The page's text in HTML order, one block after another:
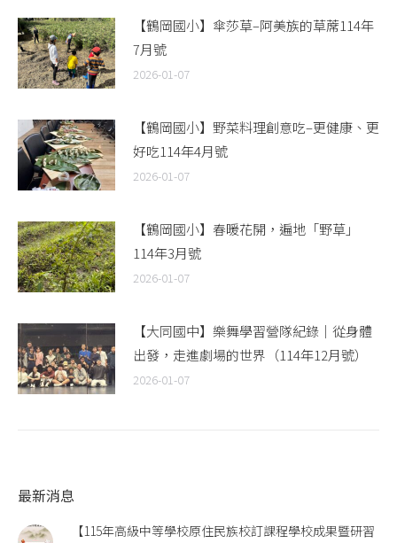
【鶴岡國小】傘莎草–阿美族的草蓆114年
7月號
2026-01-07
【鶴岡國小】野菜料理創意吃–更健康、更
好吃114年4月號
2026-01-07
【鶴岡國小】春暖花開，遍地「野草」
114年3月號
2026-01-07
【大同國中】樂舞學習營隊紀錄｜從身體
出發，走進劇場的世界（114年12月號）
2026-01-07
最新消息
【115年高級中等學校原住民族校訂課程學校成果暨研習